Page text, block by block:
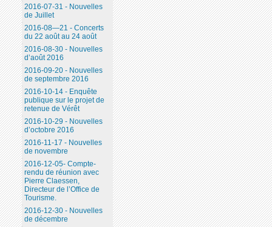
2016-07-31 - Nouvelles
de Juillet
2016-08—21 - Concerts
du 22 août au 24 août
2016-08-30 - Nouvelles
d’août 2016
2016-09-20 - Nouvelles
de septembre 2016
2016-10-14 - Enquête
publique sur le projet de
retenue de Vérêt
2016-10-29 - Nouvelles
d’octobre 2016
2016-11-17 - Nouvelles
de novembre
2016-12-05- Compte-
rendu de réunion avec
Pierre Claessen,
Directeur de l’Office de
Tourisme.
2016-12-30 - Nouvelles
de décembre